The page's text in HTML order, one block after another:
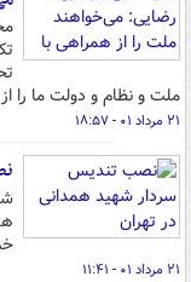
ملت و نظام و دولت ما را
۲۱ مرداد ۰۱ - ۱۸:۵۷
۲۱ مرداد ۰۱ - ۱۱:۴۱